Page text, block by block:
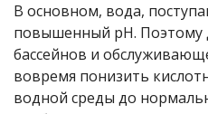
Delta
В основном, вода,
повышенный рН. Поэтому
бассейнов и
вовремя понизить
водной среды до